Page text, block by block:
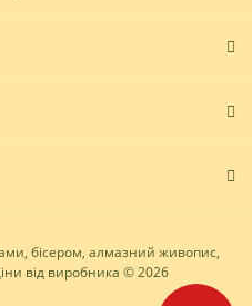
бісером, алмазний живопис,
від виробника © 2026